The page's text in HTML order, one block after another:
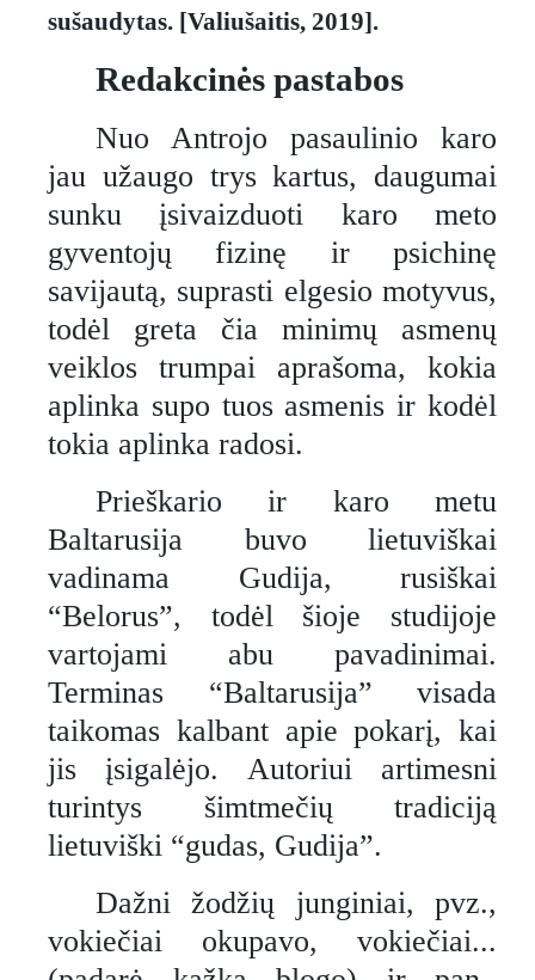
sušaudytas. [Valiušaitis, 2019].
Redakcinės pastabos
Nuo Antrojo pasaulinio karo
jau užaugo trys kartus, daugumai
sunku įsivaizduoti karo meto
gyventojų fizinę ir psichinę
savijautą, suprasti elgesio motyvus,
todėl greta čia minimų asmenų
veiklos trumpai aprašoma, kokia
aplinka supo tuos asmenis ir kodėl
tokia aplinka radosi.
Prieškario ir karo metu
Baltarusija buvo lietuviškai
vadinama Gudija, rusiškai
“Belorus”, todėl šioje studijoje
vartojami abu pavadinimai.
Terminas “Baltarusija” visada
taikomas kalbant apie pokarį, kai
jis įsigalėjo. Autoriui artimesni
turintys šimtmečių tradiciją
lietuviški “gudas, Gudija”.
Dažni žodžių junginiai, pvz.,
vokiečiai okupavo, vokiečiai...